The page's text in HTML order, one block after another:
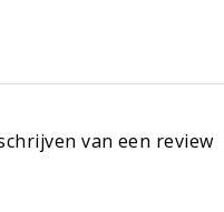
van een review